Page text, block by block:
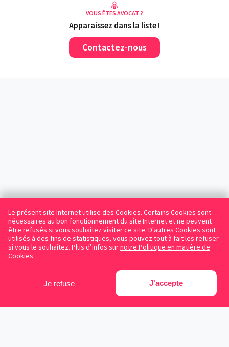
Le présent site Internet utilise des Cookies. Certains Cookies sont
nécessaires au bon fonctionnement du site Internet et ne peuvent
être refusés si vous souhaitez visiter ce site. D'autres Cookies sont
utilisés à des fins de statistiques, vous pouvez tout à fait les refuser
si vous le souhaitez. Plus d’infos surnotre Politique en matière de
Cookies.
Je refuse J'accepte
VOUS ÊTES AVOCAT ?
Apparaissez dans la liste !
Contactez-nous